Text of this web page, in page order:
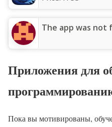
The app was not
Приложения для
Пока вы мотивированы,